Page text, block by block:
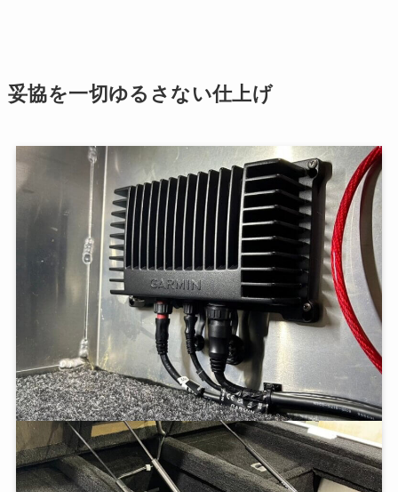
妥協を一切ゆるさない仕上げ